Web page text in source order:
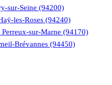
sur-Seine (94200)
les-Roses (94240)
sur-Marne (94170)
Brévannes (94450)